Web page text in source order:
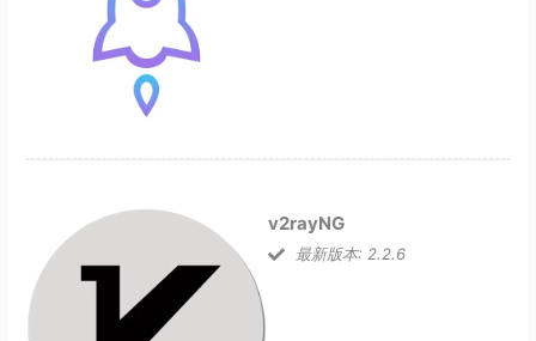
v2rayNG
最新版本: 2.2.6